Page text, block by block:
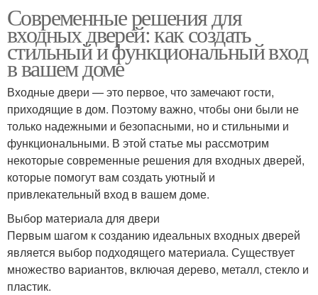
Современные решения для
входных дверей: как создать
стильный и функциональный вход
в вашем доме
Входные двери — это первое, что замечают гости,
приходящие в дом. Поэтому важно, чтобы они были не
только надежными и безопасными, но и стильными и
функциональными. В этой статье мы рассмотрим
некоторые современные решения для входных дверей,
которые помогут вам создать уютный и
привлекательный вход в вашем доме.
Выбор материала для двери
Первым шагом к созданию идеальных входных дверей
является выбор подходящего материала. Существует
множество вариантов, включая дерево, металл, стекло и
пластик.